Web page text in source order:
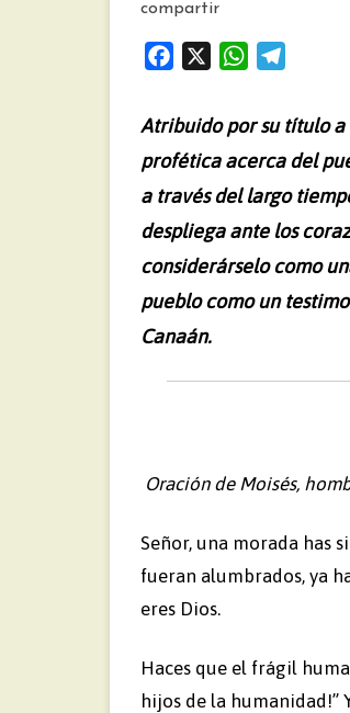
compartir
c
b
o
o
W
s
A
p
p
g
r
a
Atribuido por su título a
profética acerca del
a través del largo
despliega ante los
considerárselo como
pueblo como un
Canaán.
Oración de Moisés,
Señor, una morada has
fueran alumbrados, ya
eres Dios.
Haces que el frágil
hijos de la humanidad!”